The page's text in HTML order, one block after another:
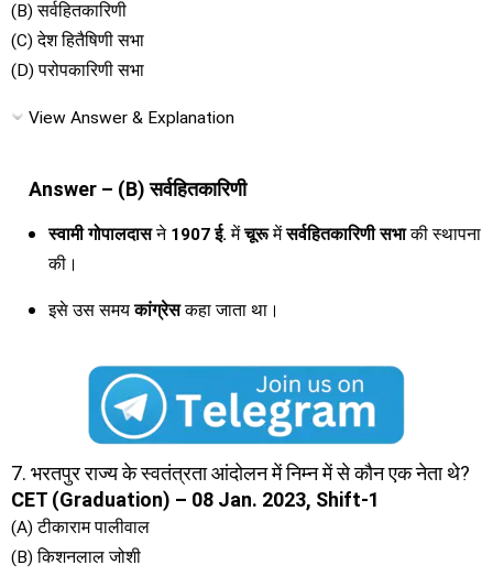
(B) सर्वहितकारिणी
(C) देश हितैषिणी सभा
(D) परोपकारिणी सभा
View Answer & Explanation
Answer – (B) सर्वहितकारिणी
स्वामी गोपालदासने 1907 ई. मेंचूरूमेंसर्वहितकारिणी सभाकी स्थापना
की।
इसे उस समयकांग्रेसकहा जाता था।
7. भरतपुर राज्य के स्वतंत्रता आंदोलन में निम्न में से कौन एक नेता थे?
CET (Graduation) – 08 Jan. 2023, Shift-1
(A) टीकाराम पालीवाल
(B) किशनलाल जोशी